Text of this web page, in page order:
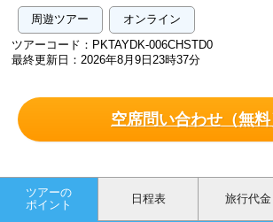
周遊ツアー
オンライン
ツアーコード：PKTAYDK-006CHSTD0
最終更新日：2026年8月9日23時37分
空席問い合わせ（無料
ツアーの
ポイント
日程表 旅行代金